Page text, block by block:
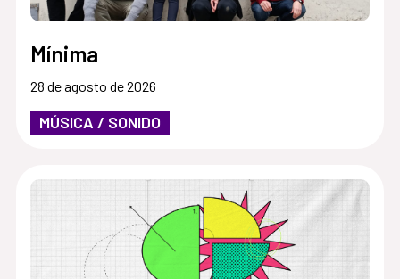
Mínima
28 de agosto de 2026
MÚSICA / SONIDO